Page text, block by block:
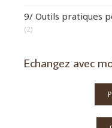
9/ Outils pratiques
(2)
Echangez avec